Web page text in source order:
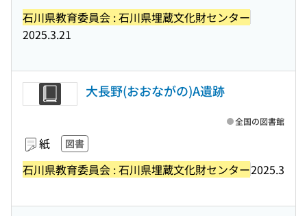
石川県教育委員会 : 石川県埋蔵文化財センター
2025.3.21
大長野(おおながの)A遺跡
紙 図書
石川県教育委員会 : 石川県埋蔵文化財センター2025.3
全国の図書館